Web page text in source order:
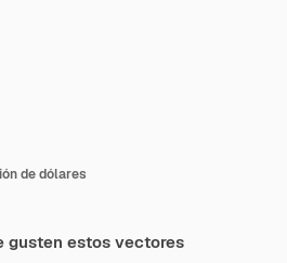
de dólares
gusten estos vectores